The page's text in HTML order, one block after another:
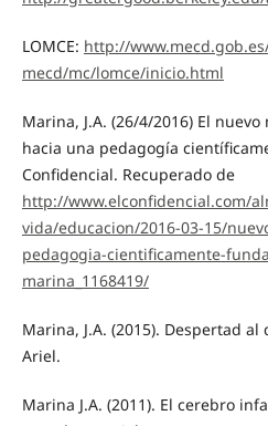
LOMCE: http://
mecd/mc/lomce/inicio.html
Marina, J.A. (26/4/2016) El
hacia una pedagogía
Confidencial. Recuperado de
http://www.elconfidencial.com/
vida/educacion/2016-03-15/
pedagogia-cientificamente-
marina_1168419/
Marina, J.A. (2015). Despertad
Ariel.
Marina J.A. (2011). El cerebro